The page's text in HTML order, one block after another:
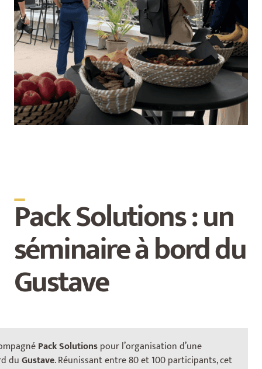
Pack Solutions : un
séminaire à bord du
Gustave
Pack Solutionspour l’organisation d’une
duGustave. Réunissant entre 80 et 100 participants, cet
Le Gustave : un cadre